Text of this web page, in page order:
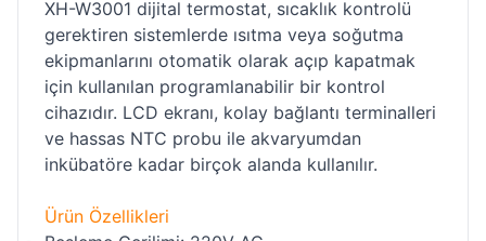
XH-W3001 dijital termostat, sıcaklık kontrolü
gerektiren sistemlerde ısıtma veya soğutma
ekipmanlarını otomatik olarak açıp kapatmak
için kullanılan programlanabilir bir kontrol
cihazıdır. LCD ekranı, kolay bağlantı terminalleri
ve hassas NTC probu ile akvaryumdan
inkübatöre kadar birçok alanda kullanılır.
Ürün Özellikleri